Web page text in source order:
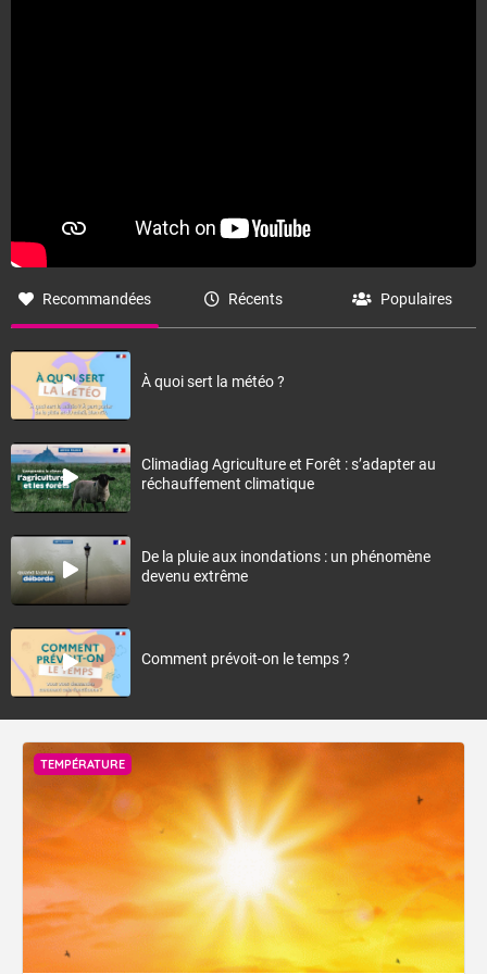
Recommandées Récents Populaires
À quoi sert la météo ?
Climadiag Agriculture et Forêt : s’adapter au
réchauffement climatique
De la pluie aux inondations : un phénomène
devenu extrême
Comment prévoit-on le temps ?
TEMPÉRATURE